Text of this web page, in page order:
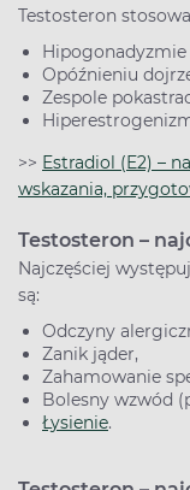
Testosteron
Opóźnieniu
Zespole
>> Estradiol (E2) –
wskazania,
Testosteron –
Najczęściej
są:
Odczyny
Zanik jąder,
Zahamowanie
Bolesny wzwód
Łysienie.